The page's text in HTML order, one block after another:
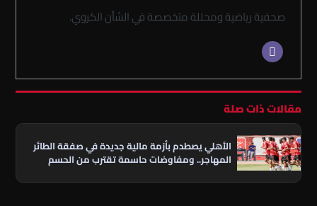
صحفية رياضية ومحللة متخصصة في الشأن الكروي.
مقالات ذات صلة
الأهلي يصطدم بأزمة مالية جديدة في صفقة الطائر
المهاجر.. ومفاوضات حاسمة تقترب من الحسم